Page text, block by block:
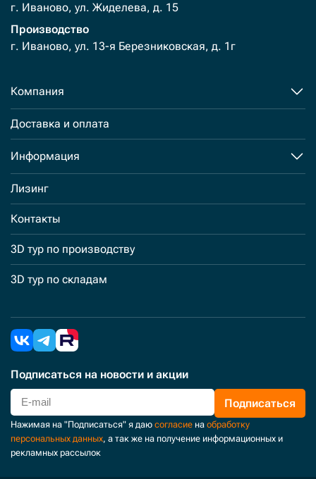
г. Иваново, ул. Жиделева, д. 15
Производство
г. Иваново, ул. 13-я Березниковская, д. 1г
Компания
Доставка и оплата
Информация
Лизинг
Контакты
3D тур по производству
3D тур по складам
Подписаться на новости и акции
Подписаться
Нажимая на "Подписаться" я даю согласие на обработку
персональных данных, а так же на получение информационных и
рекламных рассылок